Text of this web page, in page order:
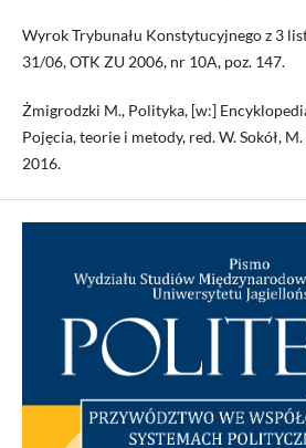
Wyrok Trybunału Konstytucyjnego z 3
31/06, OTK ZU 2006, nr 10A, poz. 147.
Żmigrodzki M., Polityka, [w:]
Pojęcia, teorie i metody, red. W. Sokół,
2016.